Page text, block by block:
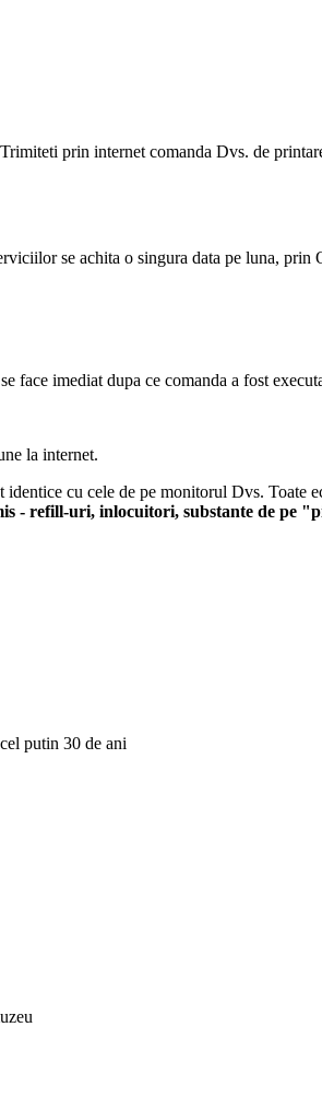
prin internet comanda Dvs. de
se achita o singura data pe luna, prin
face imediat dupa ce comanda a fost
la internet.
cu cele de pe monitorul Dvs. Toate
- refill-uri, inlocuitori, substante de pe
putin 30 de ani